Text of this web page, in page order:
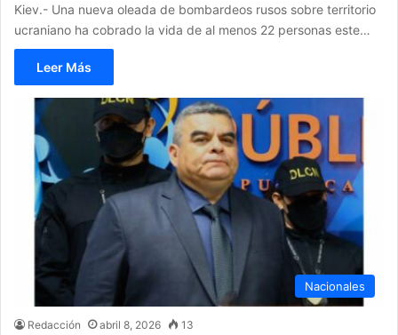
Kiev.- Una nueva oleada de bombardeos rusos sobre territorio
ucraniano ha cobrado la vida de al menos 22 personas este…
Leer Más
Nacionales
Redacción abril 8, 2026 13